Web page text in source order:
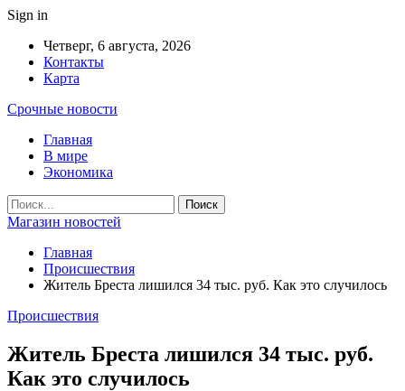
Sign in
Четверг, 6 августа, 2026
Контакты
Карта
Срочные новости
Главная
В мире
Экономика
Магазин новостей
Главная
Происшествия
Житель Бреста лишился 34 тыс. руб. Как это случилось
Происшествия
Житель Бреста лишился 34 тыс. руб.
Как это случилось